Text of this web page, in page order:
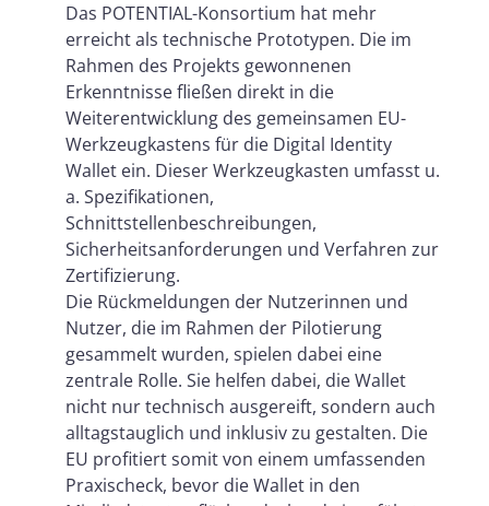
Das POTENTIAL-Konsortium hat mehr
erreicht als technische Prototypen. Die im
Rahmen des Projekts gewonnenen
Erkenntnisse fließen direkt in die
Weiterentwicklung des gemeinsamen EU-
Werkzeugkastens für die Digital Identity
Wallet ein. Dieser Werkzeugkasten umfasst u.
a. Spezifikationen,
Schnittstellenbeschreibungen,
Sicherheitsanforderungen und Verfahren zur
Zertifizierung.
Die Rückmeldungen der Nutzerinnen und
Nutzer, die im Rahmen der Pilotierung
gesammelt wurden, spielen dabei eine
zentrale Rolle. Sie helfen dabei, die Wallet
nicht nur technisch ausgereift, sondern auch
alltagstauglich und inklusiv zu gestalten. Die
EU profitiert somit von einem umfassenden
Praxischeck, bevor die Wallet in den